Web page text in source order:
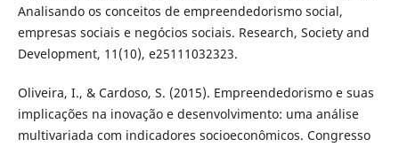
Analisando os conceitos de empreendedorismo social,
empresas sociais e negócios sociais. Research, Society and
Development, 11(10), e25111032323.
Oliveira, I., & Cardoso, S. (2015). Empreendedorismo e suas
implicações na inovação e desenvolvimento: uma análise
multivariada com indicadores socioeconômicos. Congresso